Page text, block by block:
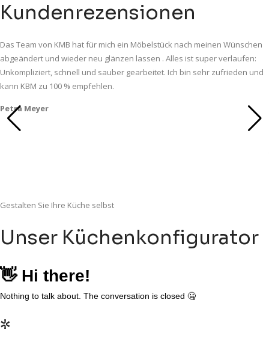
Kundenrezensionen
Das Team von KMB hat für mich ein Möbelstück nach meinen Wünschen
abgeändert und wieder neu glänzen lassen . Alles ist super verlaufen:
Unkompliziert, schnell und sauber gearbeitet. Ich bin sehr zufrieden und
kann KBM zu 100 % empfehlen.
Petra Meyer
Gestalten Sie Ihre Küche selbst
Unser Küchenkonfigurator
*